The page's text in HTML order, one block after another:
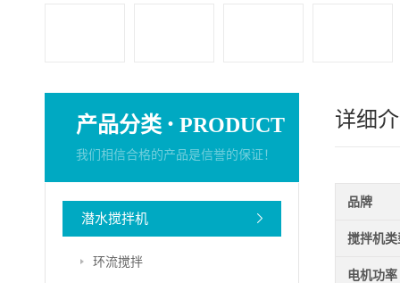
产品分类 · PRODUCT
我们相信合格的产品是信誉的保证！
潜水搅拌机
环流搅拌
详细
品牌
搅拌机类
电机功率